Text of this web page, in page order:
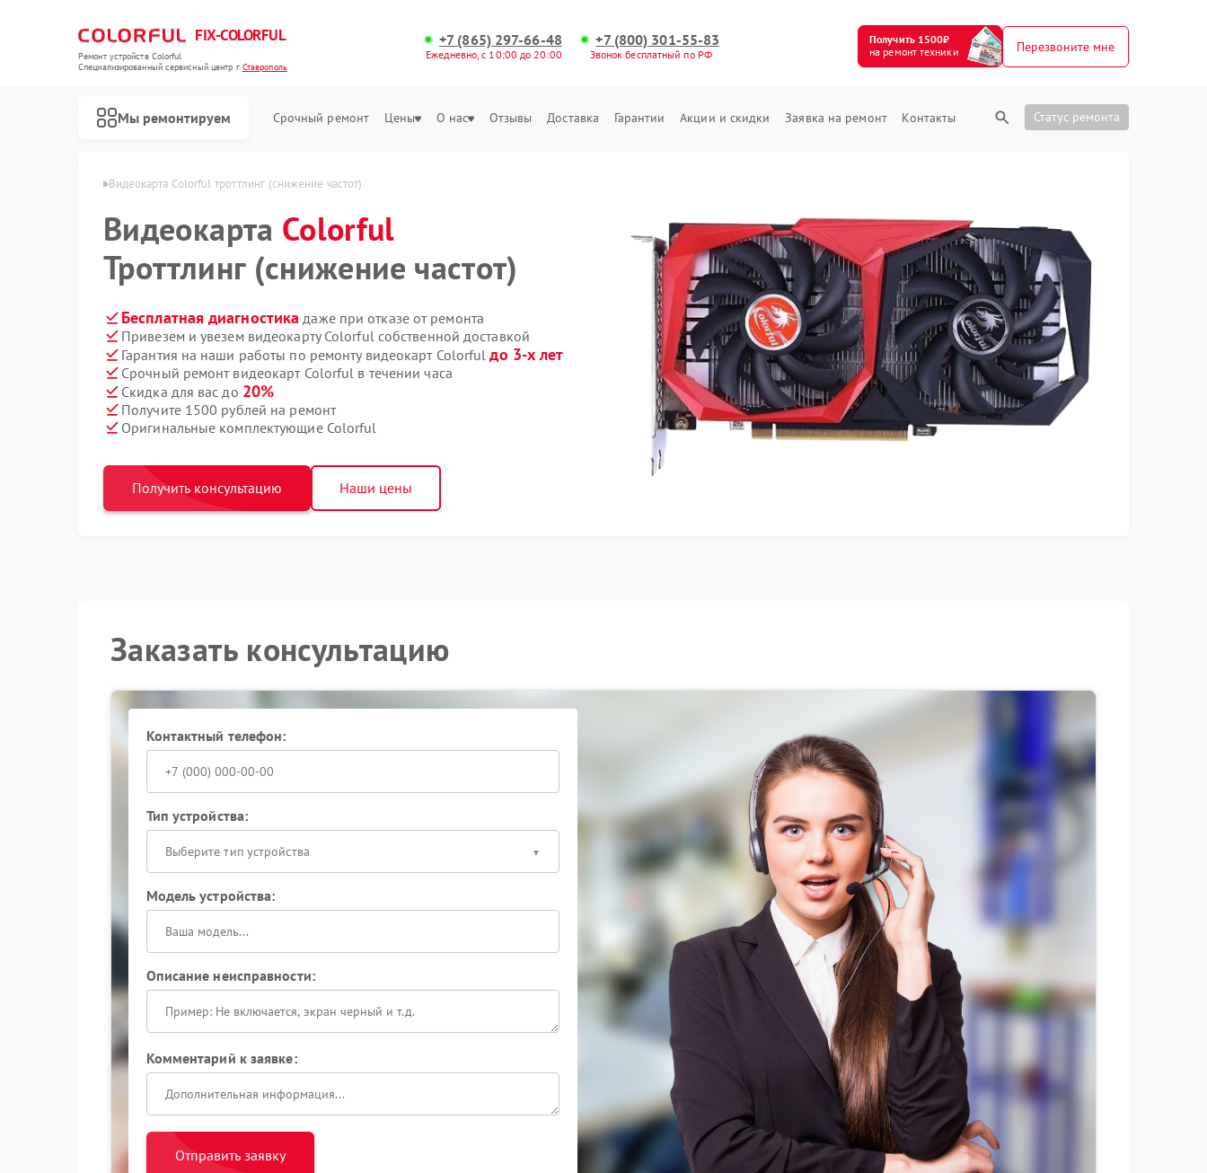
FIX-COLORFUL
Ремонт устройств Colorful
Специализированный cервисный центр г.Ставрополь
+7 (865) 297-66-48
Ежедневно, с 10:00 до 20:00
+7 (800) 301-55-83
Звонок бесплатный по РФ
Получить 1500₽
на ремонт техники
Перезвоните мне
Мы ремонтируем Срочный ремонт Цены О нас Отзывы Доставка Гарантии Акции и скидки Заявка на ремонт Контакты Статус ремонта
Видеокарта Colorful троттлинг (снижение частот)
Видеокарта Colorful
Троттлинг (снижение частот)
Бесплатная диагностика даже при отказе от ремонта
Привезем и увезем видеокарту Colorful собственной доставкой
Гарантия на наши работы по ремонту видеокарт Colorfulдо 3-х лет
Срочный ремонт видеокарт Colorful в течении часа
Скидка для вас до 20%
Получите 1500 рублей на ремонт
Оригинальные комплектующие Colorful
Получить консультацию Наши цены
Заказать консультацию
Контактный телефон:
Тип устройства:
Выберите тип устройства
Модель устройства:
Описание неисправности:
Комментарий к заявке:
Отправить заявку